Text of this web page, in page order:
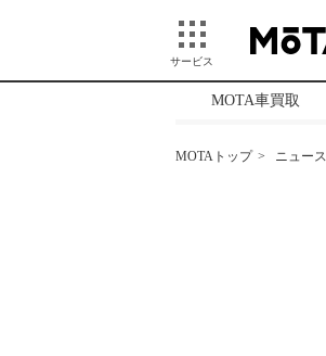
サービス
MOTA車買取
MOTAトップ ニュー